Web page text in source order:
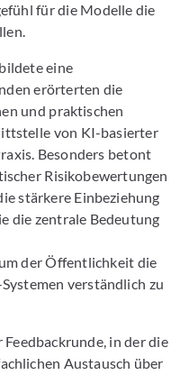
für die Modelle die
eine
erörterten die
und praktischen
von KI-basierter
Besonders betont
Risikobewertungen
stärkere Einbeziehung
die zentrale Bedeutung
der Öffentlichkeit die
verständlich zu
in der die
Austausch über